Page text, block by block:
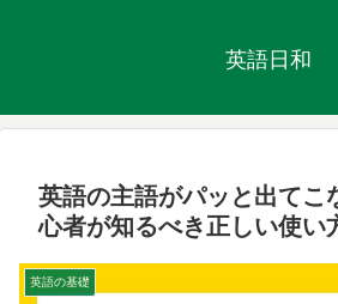
英語日和
英語の主語がパッと出てこ
心者が知るべき正しい使い
英語の基礎